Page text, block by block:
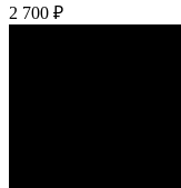
2 700 ₽